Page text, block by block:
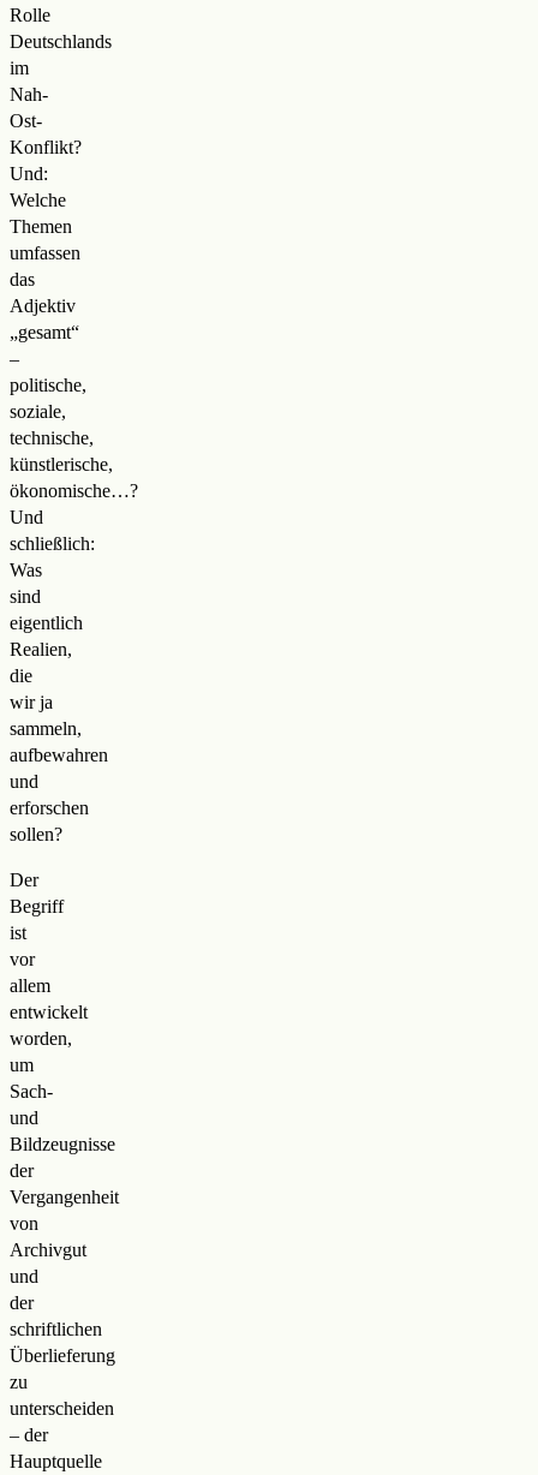
Rolle
Deutschlands
im
Nah-
Ost-
Konflikt?
Und:
Welche
Themen
umfassen
das
Adjektiv
„gesamt“
–
politische,
soziale,
technische,
künstlerische,
ökonomische…?
Und
schließlich:
Was
sind
eigentlich
Realien,
die
wir ja
sammeln,
aufbewahren
und
erforschen
sollen?
Der
Begriff
ist
vor
allem
entwickelt
worden,
um
Sach-
und
Bildzeugnisse
der
Vergangenheit
von
Archivgut
und
der
schriftlichen
Überlieferung
zu
unterscheiden
– der
Hauptquelle